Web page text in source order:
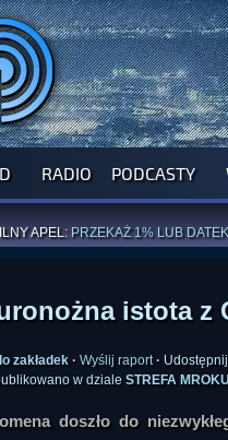
RADIO PODCASTY
PROGRAM NA
APEL: PRZEKAŻ 1% LUB
istota z
zakładek · Wyślij raport ·
w dziale STREFA MROKU
doszło do